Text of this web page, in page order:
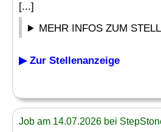
[...]
MEHR INFOS ZUM
▶ Zur Stellenanzeige
Job am 14.07.2026 bei